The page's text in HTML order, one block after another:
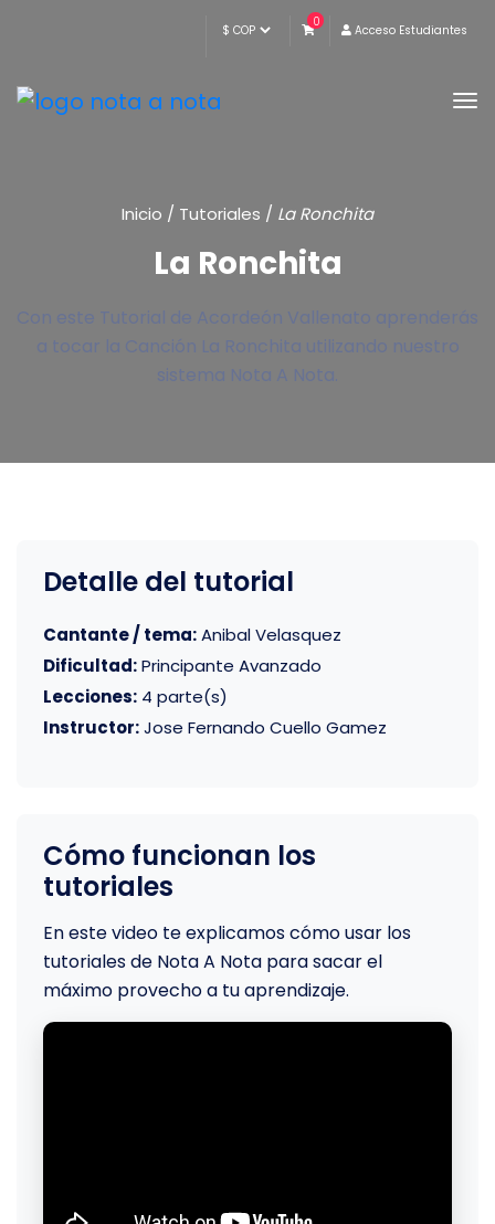
0
Acceso Estudiantes
Inicio / Tutoriales / La Ronchita
La Ronchita
Con este Tutorial de Acordeón Vallenato aprenderás
a tocar la Canción La Ronchita utilizando nuestro
sistema Nota A Nota.
Detalle del tutorial
Cantante / tema:Anibal Velasquez
Dificultad:Principante Avanzado
Lecciones: 4 parte(s)
Instructor:Jose Fernando Cuello Gamez
Cómo funcionan los
tutoriales
En este video te explicamos cómo usar los
tutoriales de Nota A Nota para sacar el
máximo provecho a tu aprendizaje.